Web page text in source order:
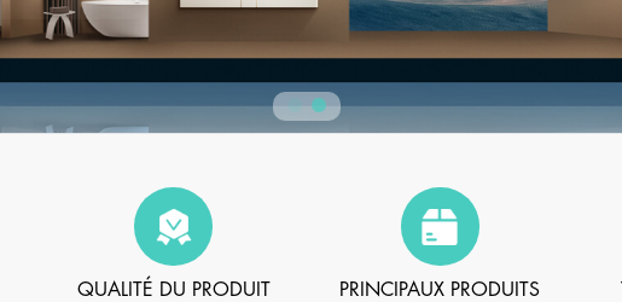
QUALITÉ DU PRODUIT PRINCIPAUX PRODUITS